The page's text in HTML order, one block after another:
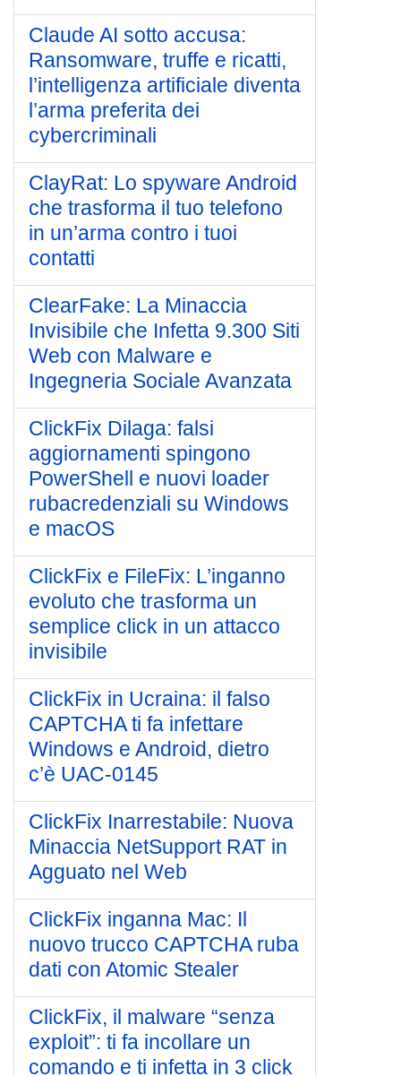
Claude AI sotto accusa:
Ransomware, truffe e ricatti,
l’intelligenza artificiale diventa
l’arma preferita dei
cybercriminali
ClayRat: Lo spyware Android
che trasforma il tuo telefono
in un’arma contro i tuoi
contatti
ClearFake: La Minaccia
Invisibile che Infetta 9.300 Siti
Web con Malware e
Ingegneria Sociale Avanzata
ClickFix Dilaga: falsi
aggiornamenti spingono
PowerShell e nuovi loader
rubacredenziali su Windows
e macOS
ClickFix e FileFix: L’inganno
evoluto che trasforma un
semplice click in un attacco
invisibile
ClickFix in Ucraina: il falso
CAPTCHA ti fa infettare
Windows e Android, dietro
c’è UAC-0145
ClickFix Inarrestabile: Nuova
Minaccia NetSupport RAT in
Agguato nel Web
ClickFix inganna Mac: Il
nuovo trucco CAPTCHA ruba
dati con Atomic Stealer
ClickFix, il malware “senza
exploit”: ti fa incollare un
comando e ti infetta in 3 click